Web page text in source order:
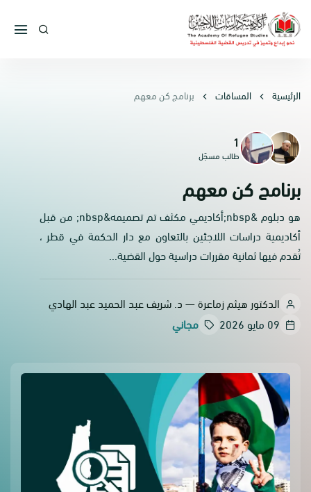
الرئيسية المساقات برنامج كن معهم
1
طالب مسجّل
برنامج كن معهم
هو دبلوم &nbsp;أكاديمي مكثف تم تصميمه&nbsp; من قبل
أكاديمية دراسات اللاجئين بالتعاون مع دار الحكمة في قطر ،
تُقدم فيها ثمانية مقررات دراسية حول القضية...
الدكتور هيثم زماعرة — د. شريف عبد الحميد عبد الهادي
09 مايو 2026
مجاني